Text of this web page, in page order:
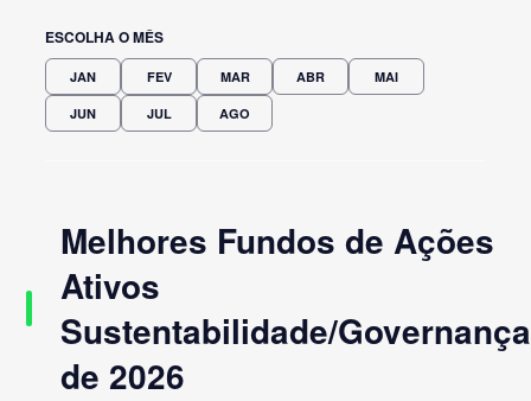
ESCOLHA O MÊS
JAN FEV MAR ABR MAI
JUN JUL AGO
Melhores Fundos de Ações
Ativos
Sustentabilidade/Governança
de 2026